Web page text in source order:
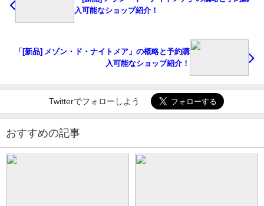
入可能なショップ紹介！
「[新品] メゾン・ド・ナイトメア」の概略と予約購
入可能なショップ紹介！
Twitterでフォローしよう
おすすめの記事